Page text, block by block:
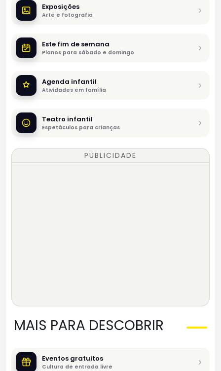
Exposições
Arte e fotografia
Este fim de semana
Planos para sábado e domingo
Agenda infantil
Atividades em família
Teatro infantil
Espetáculos para crianças
PUBLICIDADE
MAIS PARA DESCOBRIR
Eventos gratuitos
Cultura de entrada livre